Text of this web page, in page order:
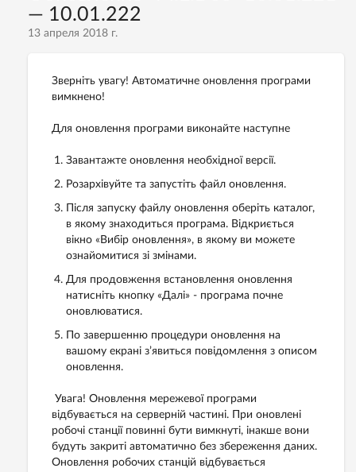
— 10.01.222
13 апреля 2018 г.
Зверніть увагу! Автоматичне оновлення програми
вимкнено!
Для оновлення програми виконайте наступне
Завантажте оновлення необхідної версії.
Розархівуйте та запустіть файл оновлення.
Після запуску файлу оновлення оберіть каталог,
в якому знаходиться програма. Відкриється
вікно «Вибір оновлення», в якому ви можете
ознайомитися зі змінами.
Для продовження встановлення оновлення
натисніть кнопку «Далі» - програма почне
оновлюватися.
По завершенню процедури оновлення на
вашому екрані з’явиться повідомлення з описом
оновлення.
Увага! Оновлення мережевої програми
відбувається на серверній частині. При оновлені
робочі станції повинні бути вимкнуті, інакше вони
будуть закриті автоматично без збереження даних.
Оновлення робочих станцій відбувається